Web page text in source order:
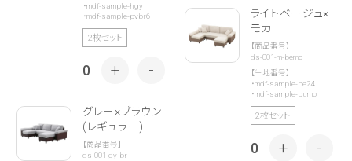
・mdf-sample-hgy
・mdf-sample-pvbr6
2枚セット
0 + -
グレー×ブラウン
(レギュラー)
【商品番号】
ds-001-gy-br
ライトベージュ×
モカ
【商品番号】
ds-001-m-bemo
【生地番号】
・mdf-sample-be24
・mdf-sample-pumo
2枚セット
0 + -